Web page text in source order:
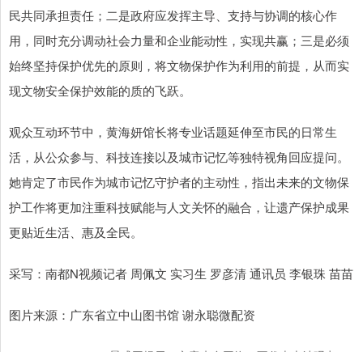
民共同承担责任；二是政府应发挥主导、支持与协调的核心作
用，同时充分调动社会力量和企业能动性，实现共赢；三是必须
始终坚持保护优先的原则，将文物保护作为利用的前提，从而实
现文物安全保护效能的质的飞跃。
观众互动环节中，黄海妍馆长将专业话题延伸至市民的日常生
活，从公众参与、科技连接以及城市记忆等独特视角回应提问。
她肯定了市民作为城市记忆守护者的主动性，指出未来的文物保
护工作将更加注重科技赋能与人文关怀的融合，让遗产保护成果
更贴近生活、惠及全民。
采写：南都N视频记者 周佩文 实习生 罗彦清 通讯员 李银珠 苗苗
图片来源：广东省立中山图书馆 谢永聪微配资